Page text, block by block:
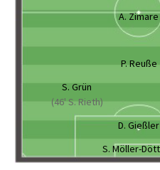
A. Zimare
P. Reuße
S. Grün
(46' S. Rieth)
D. Gießler
S. Möller-